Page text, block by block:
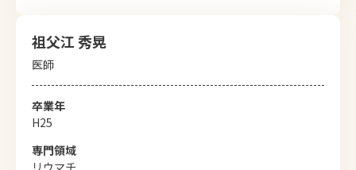
祖父江 秀晃
医師
卒業年
H25
専⾨領域